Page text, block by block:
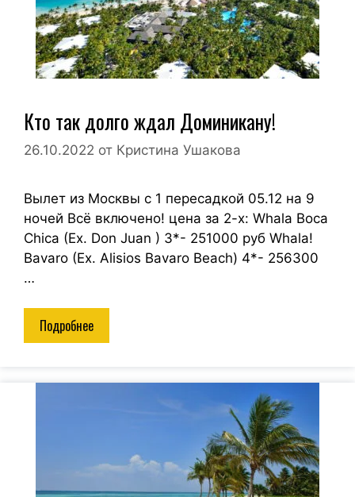
Кто так долго ждал Доминикану!
26.10.2022 от Кристина Ушакова
Вылет из Москвы с 1 пересадкой 05.12 на 9
ночей Всё включено! цена за 2-х: Whala Boca
Chica (Ex. Don Juan ) 3*- 251000 руб Whala!
Bavaro (Ex. Alisios Bavaro Beach) 4*- 256300
…
Подробнее